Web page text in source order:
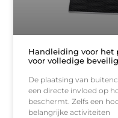
Handleiding voor het
voor volledige
De plaatsing van
een directe invloed op
beschermt. Zelfs een
belangrijke activiteiten